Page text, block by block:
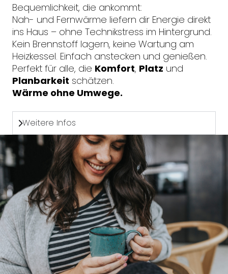
Bequemlichkeit, die ankommt:
Nah- und Fernwärme liefern dir Energie direkt
ins Haus – ohne Technikstress im Hintergrund.
Kein Brennstoff lagern, keine Wartung am
Heizkessel. Einfach anstecken und genießen.
Perfekt für alle, die Komfort, Platz und
Planbarkeit schätzen.
Wärme ohne Umwege.
Weitere Infos